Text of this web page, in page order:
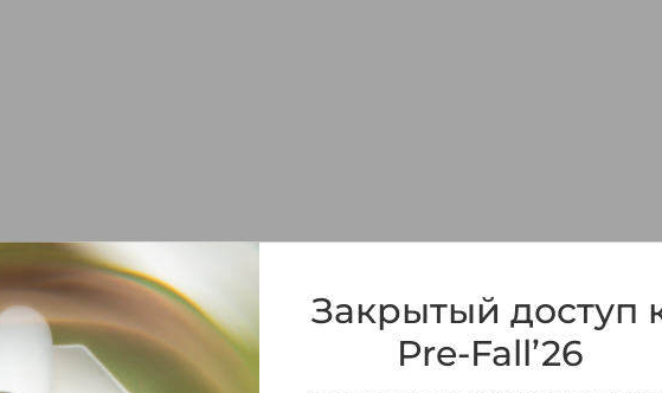
ЮБКА МАКСИ
110 000 ₽
Закрытый доступ
Pre-Fall’26